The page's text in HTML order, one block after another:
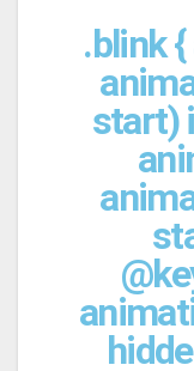
.blink
start)